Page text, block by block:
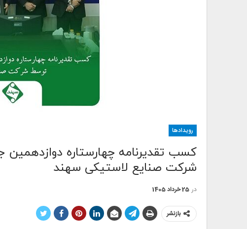
رویدادها
کسب تقدیرنامه چهارستاره
شرکت صنایع لاستیکی سهند
در 25 خرداد 1405
بازنشر